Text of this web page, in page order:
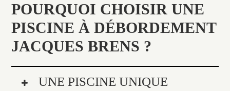
POURQUOI CHOISIR UNE
PISCINE À DÉBORDEMENT
JACQUES BRENS ?
UNE PISCINE UNIQUE